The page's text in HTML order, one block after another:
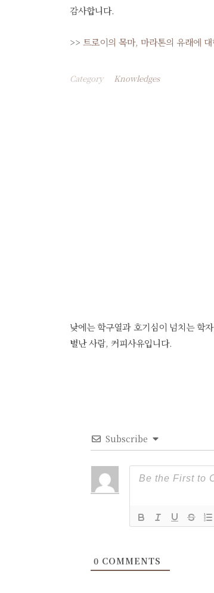
감사합니다.
>> 트로이의 목마, 마라톤의 유래에
Category Knowledges
낮에는 학구열과 호기심이 넘치는 학
별난 사람, 커피사유입니다.
Subscribe
0 COMMENTS